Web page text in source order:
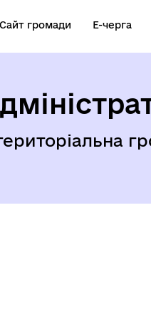
Сайт громади Е-черга